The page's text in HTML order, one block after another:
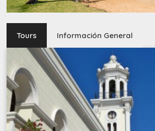
Tours Información General